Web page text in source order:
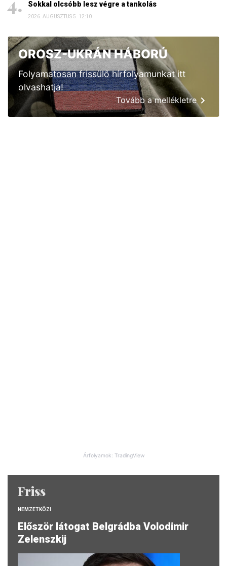
Sokkal olcsóbb lesz végre a tankolás
2026. AUGUSZTUS 5. 12:10
OROSZ-UKRÁN HÁBORÚ
Folyamatosan frissülő hírfolyamunkat itt
olvashatja!
Tovább a mellékletre
Árfolyamok: TradingView
Friss
NEMZETKÖZI
Először látogat Belgrádba Volodimir
Zelenszkij